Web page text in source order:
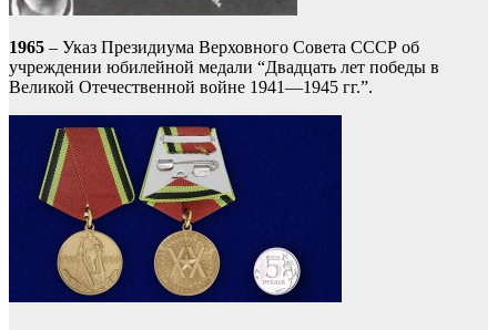
1965 – Указ Президиума Верховного Совета СССР об
учреждении юбилейной медали “Двадцать лет победы в
Великой Отечественной войне 1941—1945 гг.”.